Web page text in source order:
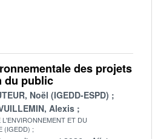
des projets
du public
Noël (IGEDD-ESPD)
Alexis
ET DU
(IGEDD)